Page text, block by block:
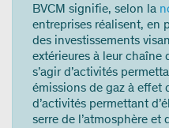
BVCM signifie, selon la
entreprises réalisent, en
des investissements
extérieures à leur chaîne
s’agir d’activités
émissions de gaz à effet
d’activités permettant
serre de l’atmosphère et